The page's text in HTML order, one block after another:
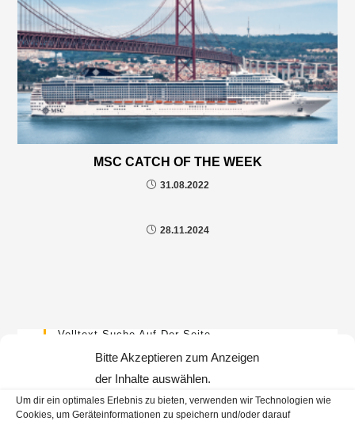
Bitte Akzeptieren zum Anzeigen
der Inhalte auswählen.
Um dir ein optimales Erlebnis zu bieten, verwenden wir Technologien wie
Cookies, um Geräteinformationen zu speichern und/oder darauf
MSC CATCH OF THE WEEK
31.08.2022
28.11.2024
Volltext Suche Auf Der Seite